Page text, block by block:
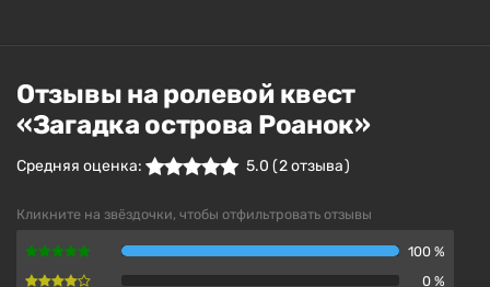
Отзывы на ролевой квест
«Загадка острова Роанок»
Средняя оценка: 5.0 (2отзыва )
Кликните на звёздочки, чтобы отфильтровать отзывы
100 %
0 %